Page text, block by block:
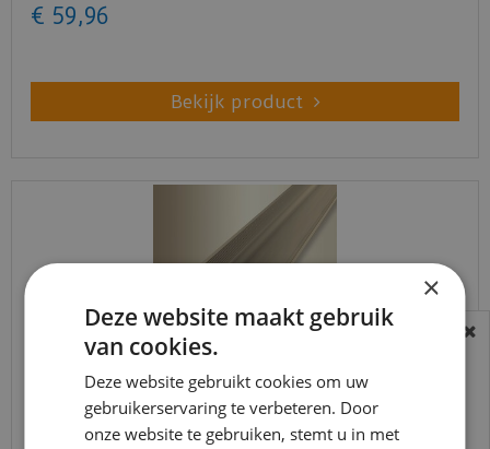
€ 59,96
Bekijk product
Küberit - Trapneusprofiel 845 Zand F9 14x43mm
BEREIKBAARHEID
In verband met de vakantie periode zijn wij
t/m 14 augustus telefonisch helaas niet
bereikbaar.
×
Deze website maakt gebruik
van cookies.
Deze website gebruikt cookies om uw
gebruikerservaring te verbeteren. Door
onze website te gebruiken, stemt u in met